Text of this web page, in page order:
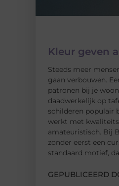
Kleur geven
Steeds meer
gaan verbouwen.
patronen bij je
daadwerkelijk op
schilderen populair
werkt met
amateuristisch. Bij
zonder eerst een
standaard motief,
GEPUBLICEERD